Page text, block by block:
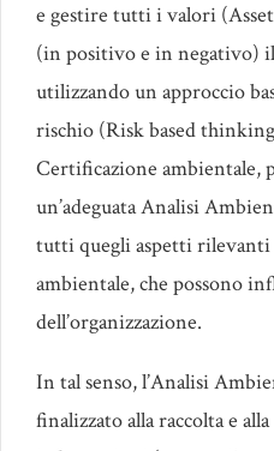
e gestire tutti i valori
(in positivo e in negativo) il
utilizzando un approccio
rischio (Risk based
Certificazione ambientale,
un’adeguata Analisi
tutti quegli aspetti
ambientale, che possono
dell’organizzazione.
In tal senso, l’Analisi
finalizzato alla raccolta e